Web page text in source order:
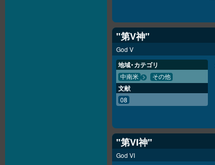
"第V神"
God V
地域・カテゴリ
中南米 その他
文献
08
"第VI神"
God VI